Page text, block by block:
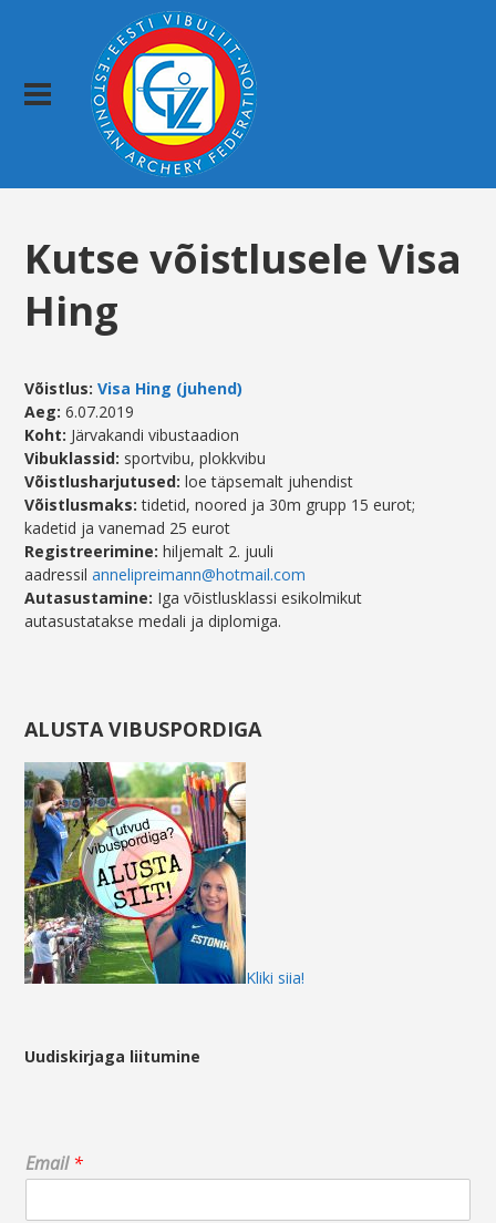
Kutse võistlusele Visa
Hing
Võistlus: Visa Hing (juhend)
Aeg:6.07.2019
Koht: Järvakandi vibustaadion
Vibuklassid: sportvibu, plokkvibu
Võistlusharjutused:loe täpsemalt juhendist
Võistlusmaks: tidetid, noored ja 30m grupp 15 eurot;
kadetid ja vanemad 25 eurot
Registreerimine: hiljemalt 2. juuli
aadressilannelipreimann@hotmail.com
Autasustamine: Iga võistlusklassi esikolmikut
autasustatakse medali ja diplomiga.
ALUSTA VIBUSPORDIGA
Kliki siia!
Uudiskirjaga liitumine
*
*
Email*